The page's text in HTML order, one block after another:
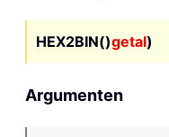
HEX2BIN()getal)
Argumenten